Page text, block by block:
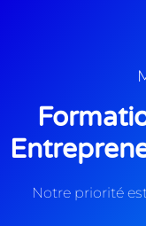
Notre priorité